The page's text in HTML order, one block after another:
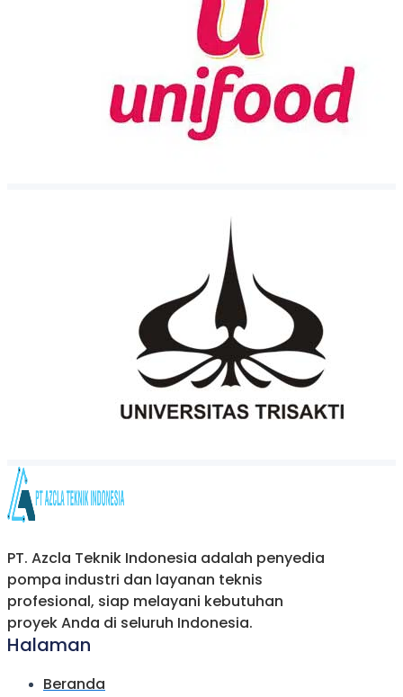
PT. Azcla Teknik Indonesia adalah penyedia
pompa industri dan layanan teknis
profesional, siap melayani kebutuhan
proyek Anda di seluruh Indonesia.
Halaman
Beranda